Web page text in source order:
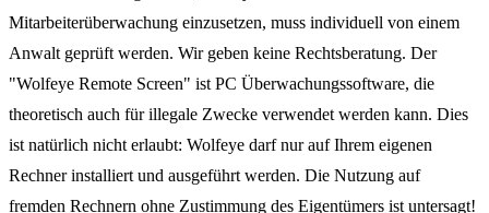
Mitarbeiterüberwachung einzusetzen, muss individuell von einem
Anwalt geprüft werden. Wir geben keine Rechtsberatung. Der
"Wolfeye Remote Screen" ist PC Überwachungssoftware, die
theoretisch auch für illegale Zwecke verwendet werden kann. Dies
ist natürlich nicht erlaubt: Wolfeye darf nur auf Ihrem eigenen
Rechner installiert und ausgeführt werden. Die Nutzung auf
fremden Rechnern ohne Zustimmung des Eigentümers ist untersagt!